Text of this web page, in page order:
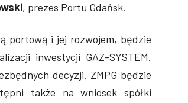
, prezes Portu Gdańsk.
portową i jej rozwojem, będzie
inwestycji GAZ-SYSTEM.
decyzji. ZMPG będzie
także na wniosek spółki